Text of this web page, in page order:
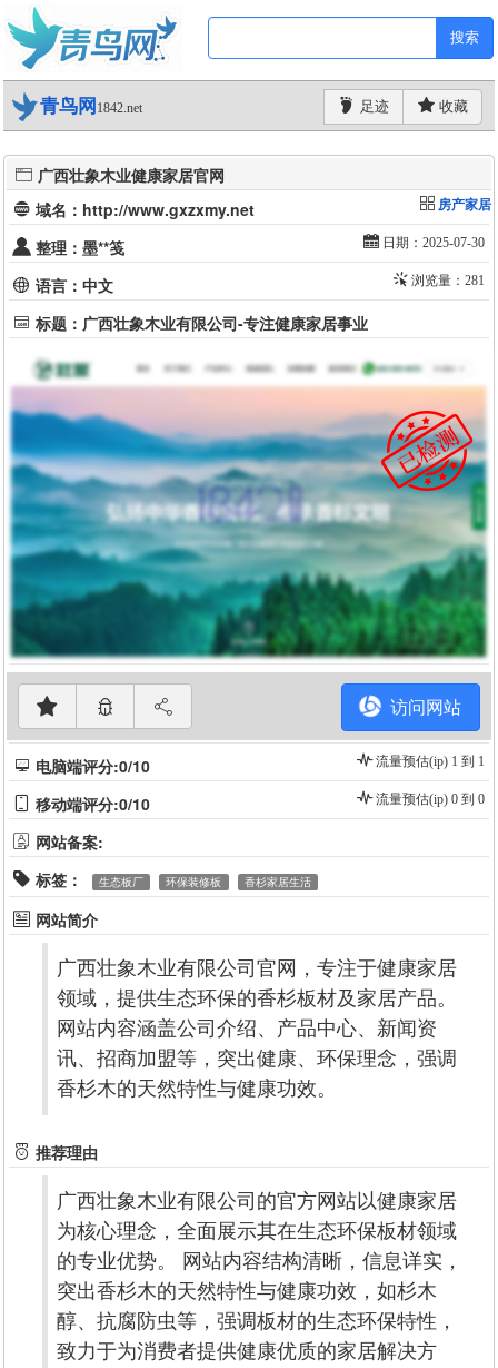
搜索
青鸟网 1842.net 足迹 收藏
广西壮象木业健康家居官网
域名：http://www.gxzxmy.net
房产家居
整理：墨**笺 日期：2025-07-30
语言：中文 浏览量：281
标题：广西壮象木业有限公司-专注健康家居事业
访问网站
电脑端评分:0/10 流量预估(ip) 1 到 1
移动端评分:0/10 流量预估(ip) 0 到 0
网站备案:
标签：
生态板厂 环保装修板 香杉家居生活
网站简介
广西壮象木业有限公司官网，专注于健康家居
领域，提供生态环保的香杉板材及家居产品。
网站内容涵盖公司介绍、产品中心、新闻资
讯、招商加盟等，突出健康、环保理念，强调
香杉木的天然特性与健康功效。
推荐理由
广西壮象木业有限公司的官方网站以健康家居
为核心理念，全面展示其在生态环保板材领域
的专业优势。 网站内容结构清晰，信息详实，
突出香杉木的天然特性与健康功效，如杉木
醇、抗腐防虫等，强调板材的生态环保特性，
致力于为消费者提供健康优质的家居解决方